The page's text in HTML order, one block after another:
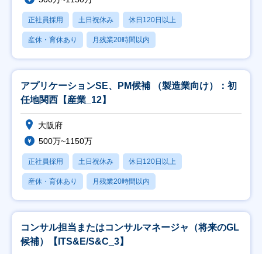
正社員採用 土日祝休み 休日120日以上
産休・育休あり 月残業20時間以内
アプリケーションSE、PM候補 （製造業向け）：初
任地関西【産業_12】
大阪府
500万~1150万
正社員採用 土日祝休み 休日120日以上
産休・育休あり 月残業20時間以内
コンサル担当またはコンサルマネージャ（将来のGL
候補）【ITS&E/S&C_3】